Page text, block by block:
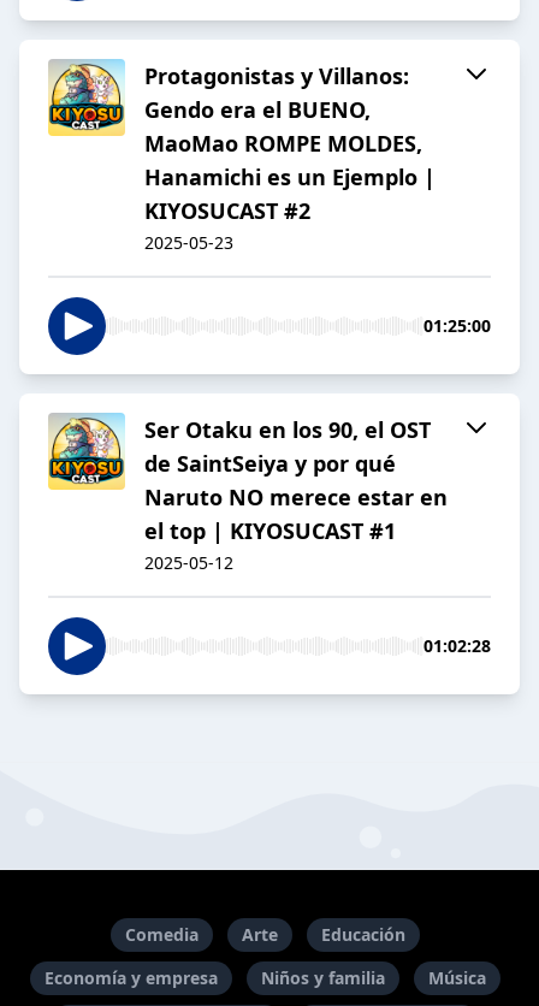
Protagonistas y Villanos:
Gendo era el BUENO,
MaoMao ROMPE MOLDES,
Hanamichi es un Ejemplo |
KIYOSUCAST #2
2025-05-23
01:25:00
Ser Otaku en los 90, el OST
de SaintSeiya y por qué
Naruto NO merece estar en
el top | KIYOSUCAST #1
2025-05-12
01:02:28
Comedia Arte
Educación
Economía y empresa
Niños y familia Música